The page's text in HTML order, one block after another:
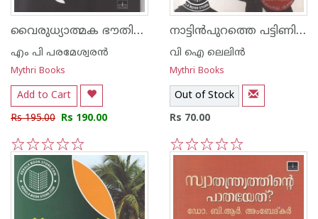
വൈരുധ്യാത്മക ഭൗതികവാദം
എം പി പരമേശ്വരന്‍
Mythri Books
Add to Cart
Rs 195.00 Rs 190.00
5
4
3
2
1
നാട്ടിന്‍പുറത്തെ പട്ടിണിപ്പാവങ്ങളോട്
വി ഐ ലെലിന്‍
Mythri Books
Out of Stock
Rs 70.00
5
4
3
2
1